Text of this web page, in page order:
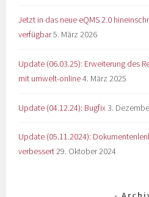
Jetzt in das neue eQMS 2.0
verfügbar5. März 2026
Update (06.03.25): Erweiterung des
mit umwelt-online4. März 2025
Update (04.12.24): Bugfix 3.
Update (05.11.2024):
verbessert29. Oktober 2024